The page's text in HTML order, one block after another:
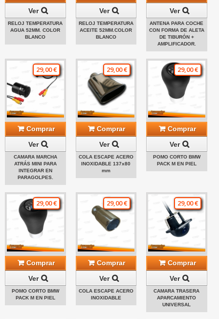
Ver
RELOJ TEMPERATURA
AGUA 52MM. COLOR
BLANCO
Ver
RELOJ TEMPERATURA
ACEITE 52MM.COLOR
BLANCO
Ver
ANTENA PARA COCHE
CON FORMA DE ALETA
DE TIBURÓN +
AMPLIFICADOR.
29,00 €
Comprar
Ver
CAMARA MARCHA
ATRÁS MINI PARA
INTEGRAR EN
PARAGOLPES.
29,00 €
Comprar
Ver
COLA ESCAPE ACERO
INOXIDABLE 137x80
mm
29,00 €
Comprar
Ver
POMO CORTO BMW
PACK M EN PIEL
29,00 €
Comprar
Ver
POMO CORTO BMW
PACK M EN PIEL
29,00 €
Comprar
Ver
COLA ESCAPE ACERO
INOXIDABLE
29,00 €
Comprar
Ver
CAMARA TRASERA
APARCAMIENTO
UNIVERSAL